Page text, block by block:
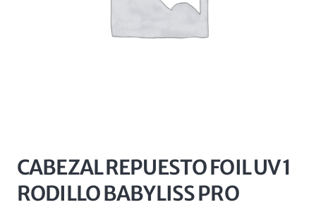
CABEZAL REPUESTO FOIL UV 1
RODILLO BABYLISS PRO